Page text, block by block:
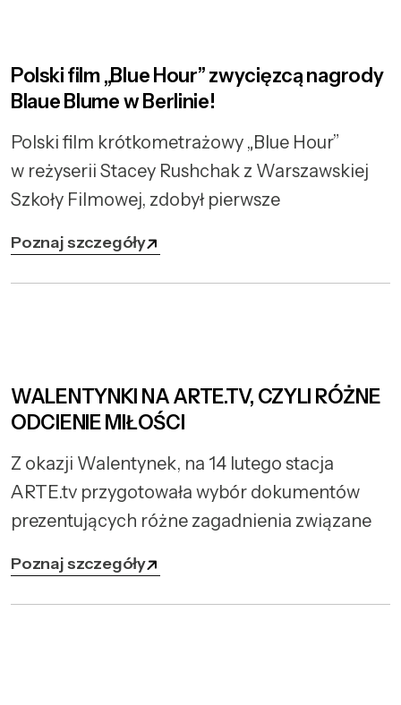
Polski film „Blue Hour” zwycięzcą nagrody
Blaue Blume w Berlinie!
Polski film krótkometrażowy „Blue Hour”
w reżyserii Stacey Rushchak z Warszawskiej
Szkoły Filmowej, zdobył pierwsze
Poznaj szczegóły
WALENTYNKI NA ARTE.TV, CZYLI RÓŻNE
ODCIENIE MIŁOŚCI
Z okazji Walentynek, na 14 lutego stacja
ARTE.tv przygotowała wybór dokumentów
prezentujących różne zagadnienia związane
Poznaj szczegóły